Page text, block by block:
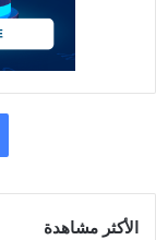
الأكثر مشاهدة